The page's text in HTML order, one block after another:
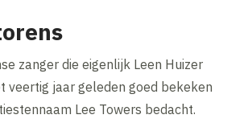
zanger die eigenlijk Leen Huizer
veertig jaar geleden goed bekeken
Lee Towers bedacht.